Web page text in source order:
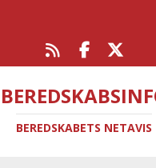
BEREDSKABETS NETAVIS